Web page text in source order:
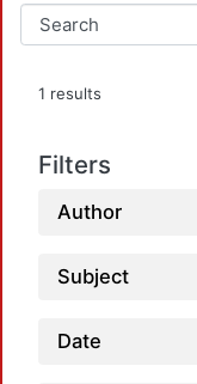
1 results
Filters
Author
Subject
Date